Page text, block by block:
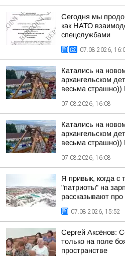
Сегодня мы
как НАТО
спецслужбами
07.08.2026,
Катались на
архангельском
весьма страшно))
07.08.2026, 16:08
Катались на
архангельском
весьма страшно))
07.08.2026, 16:08
Я привык, когда с
"патриоты" на
рассказывают
07.08.2026, 15:52
Сергей Аксёнов:
только на поле
пространстве